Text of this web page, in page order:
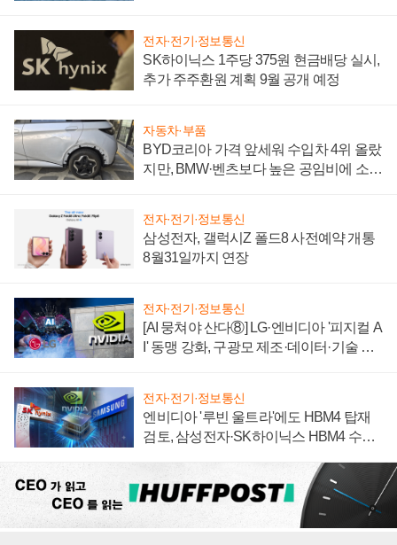
전자·전기·정보통신
SK하이닉스 1주당 375원 현금배당 실시,
추가 주주환원 계획 9월 공개 예정
자동차·부품
BYD코리아 가격 앞세워 수입차 4위 올랐
지만, BMW·벤츠보다 높은 공임비에 소비
전자·전기·정보통신
삼성전자, 갤럭시Z 폴드8 사전예약 개통
8월31일까지 연장
전자·전기·정보통신
[AI 뭉쳐야 산다⑧] LG·엔비디아 '피지컬 A
I' 동맹 강화, 구광모 제조·데이터·기술 결
전자·전기·정보통신
엔비디아 '루빈 울트라'에도 HBM4 탑재
검토, 삼성전자·SK하이닉스 HBM4 수율